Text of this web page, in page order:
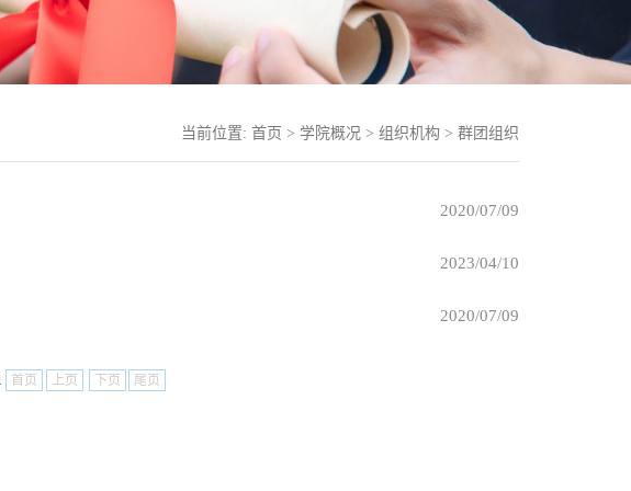
当前位置: 首页 > 学院概况 > 组织机构 > 群团组织
2020/07/09
2023/04/10
2020/07/09
首页 上页 下页 尾页